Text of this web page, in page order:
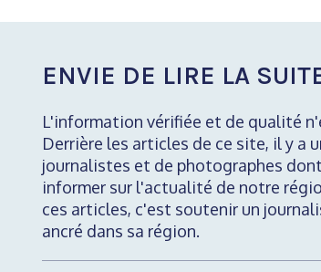
ENVIE DE LIRE LA
L'information vérifiée et de qualité
Derrière les articles de ce site, il y a
journalistes et de photographes
informer sur l'actualité de notre
ces articles, c'est soutenir un
ancré dans sa région.